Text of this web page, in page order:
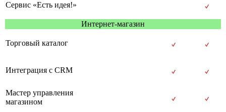
Сервис «Есть идея!»
Интернет-магазин
Торговый каталог
Интеграция с CRM
Мастер управления
магазином